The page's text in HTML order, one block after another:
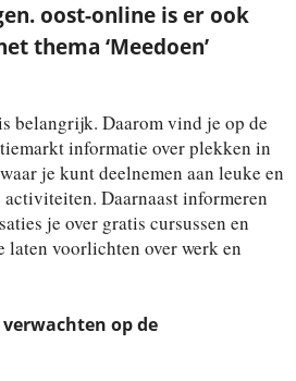
oost-online is er ook
thema ‘Meedoen’
belangrijk. Daarom vind je op de
informatie over plekken in
je kunt deelnemen aan leuke en
activiteiten. Daarnaast informeren
je over gratis cursussen en
voorlichten over werk en
op de